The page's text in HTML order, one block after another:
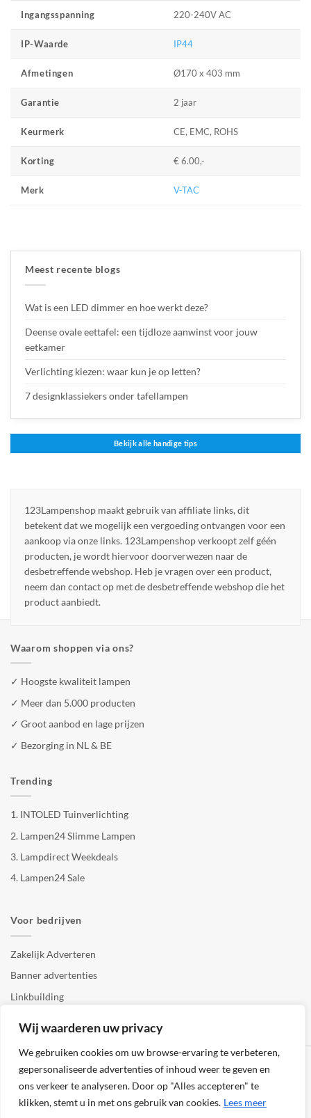
Wij waarderen uw privacy
We gebruiken cookies om uw browse-ervaring te verbeteren,
gepersonaliseerde advertenties of inhoud weer te geven en
ons verkeer te analyseren. Door op "Alles accepteren" te
klikken, stemt u in met ons gebruik van cookies. Lees meer
Ingangsspanning 220-240V AC
IP-Waarde IP44
Afmetingen Ø170 x 403 mm
Garantie 2 jaar
Keurmerk CE, EMC, ROHS
Korting € 6.00,-
Merk V-TAC
Meest recente blogs
Wat is een LED dimmer en hoe werkt deze?
Deense ovale eettafel: een tijdloze aanwinst voor jouw
eetkamer
Verlichting kiezen: waar kun je op letten?
7 designklassiekers onder tafellampen
Bekijk alle handige tips
123Lampenshop maakt gebruik van affiliate links, dit
betekent dat we mogelijk een vergoeding ontvangen voor een
aankoop via onze links. 123Lampenshop verkoopt zelf géén
producten, je wordt hiervoor doorverwezen naar de
desbetreffende webshop. Heb je vragen over een product,
neem dan contact op met de desbetreffende webshop die het
product aanbiedt.
Waarom shoppen via ons?
✓ Hoogste kwaliteit lampen
✓ Meer dan 5.000 producten
✓ Groot aanbod en lage prijzen
✓ Bezorging in NL & BE
Trending
1. INTOLED Tuinverlichting
2. Lampen24 Slimme Lampen
3. Lampdirect Weekdeals
4. Lampen24 Sale
Voor bedrijven
Zakelijk Adverteren
Banner advertenties
Linkbuilding